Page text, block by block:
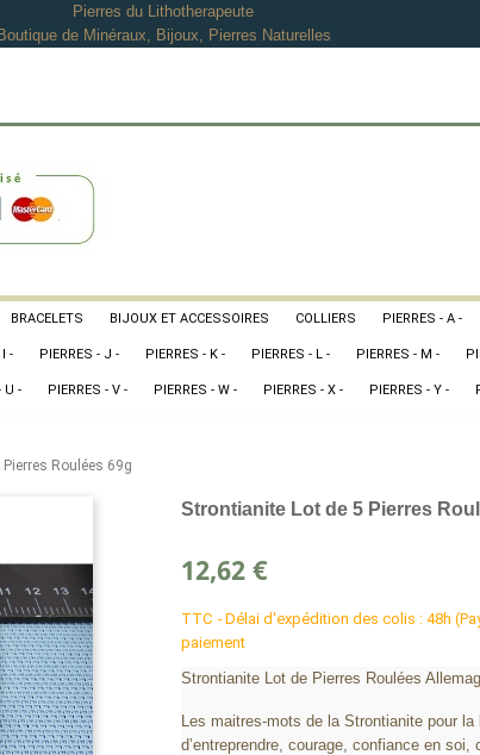
Pierres du Lithotherapeute
Boutique de Minéraux, Bijoux, Pierres Naturelles
BRACELETS BIJOUX ET ACCESSOIRES COLLIERS PIERRES - A -
I - PIERRES - J - PIERRES - K - PIERRES - L - PIERRES - M -
U - PIERRES - V - PIERRES - W - PIERRES - X - PIERRES - Y -
Roulées 69g
Strontianite Lot de 5 Pierres
12,62 €
TTC
Délai d'expédition des colis : 48h
paiement
Strontianite Lot de Pierres Roulées
Les maitres-mots de la Strontianite pour
d’entreprendre, courage, confiance en soi,